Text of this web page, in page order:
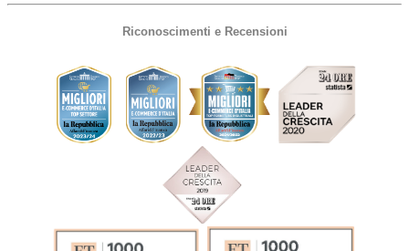
Riconoscimenti e Recensioni